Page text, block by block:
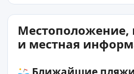
Местоположение,
и местная